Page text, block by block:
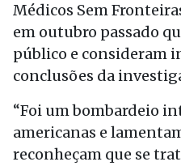
Médicos Sem
em outubro passado
público e consideram
conclusões da
“Foi um bombardeio
americanas e
reconheçam que se